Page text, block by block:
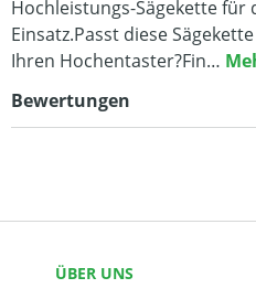
Hochleistungs-Sägekette für
Einsatz.Passt diese
Ihren Hochentaster?Fin…
Bewertungen
ÜBER UNS